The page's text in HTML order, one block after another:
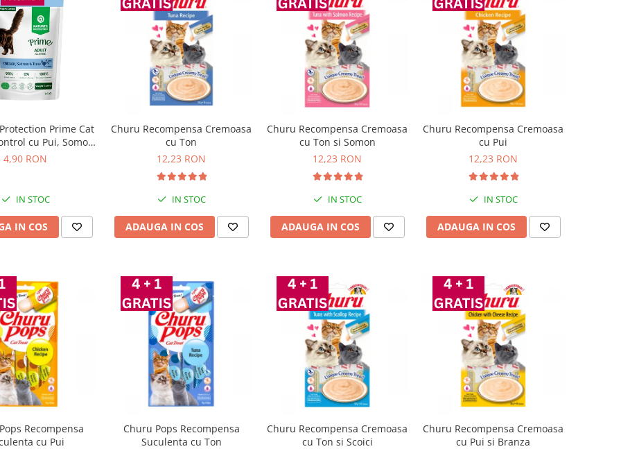
Prime Cat
cu Pui, Somon
si Ton 85 Gr
4,90 RON
IN STOC
IN COS
Churu Recompensa Cremoasa
cu Ton
12,23 RON
IN STOC
ADAUGA IN COS
Churu Recompensa Cremoasa
cu Ton si Somon
12,23 RON
IN STOC
ADAUGA IN COS
Churu Recompensa Cremoasa
cu Pui
12,23 RON
IN STOC
ADAUGA IN COS
Recompensa
cu Pui
Churu Pops Recompensa
Suculenta cu Ton
Churu Recompensa Cremoasa
cu Ton si Scoici
Churu Recompensa Cremoasa
cu Pui si Branza